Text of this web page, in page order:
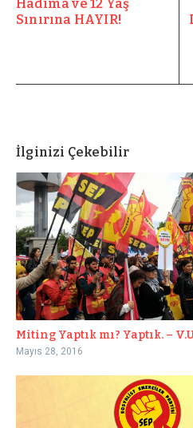
Hadıma ve 12 Yaş
Sınırına HAYIR!
İlginizi Çekebilir
Miting Yaptık mı? Yaptık. –
Mayıs 28, 2016